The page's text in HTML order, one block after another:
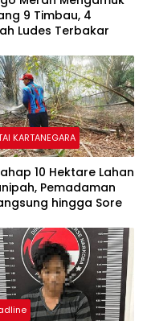
9 Timbau, 4
Ludes Terbakar
KARTANEGARA
10 Hektare Lahan
Pemadaman
hingga Sore